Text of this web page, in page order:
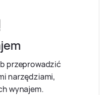
przeprowadzić
narzędziami,
wynajem.